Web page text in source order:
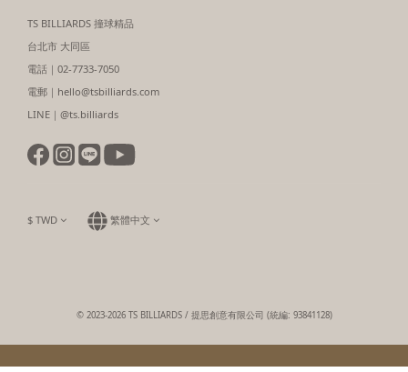
TS BILLIARDS 撞球精品
台北市 大同區
電話｜02-7733-7050
電郵｜hello@tsbilliards.com
LINE｜@ts.billiards
$ TWD 繁體中文
© 2023-2026 TS BILLIARDS / 提思創意有限公司 (統編: 93841128)